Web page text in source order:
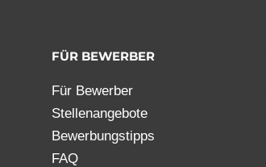
FÜR BEWERBER
Für Bewerber
Stellenangebote
Bewerbungstipps
FAQ